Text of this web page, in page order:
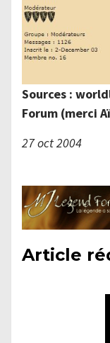
Sources :
Forum (merci
27 oct 2004
Article